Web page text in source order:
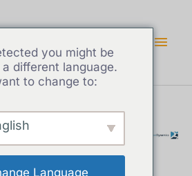
de empresas
you might be
a different language.
to change to:
Language